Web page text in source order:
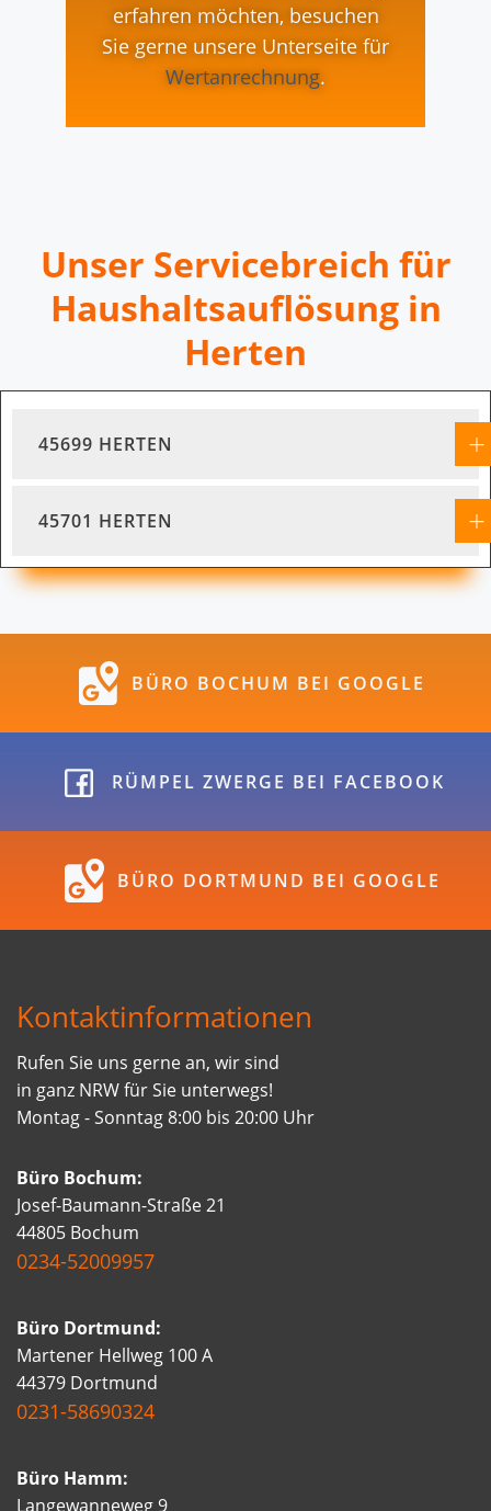
erfahren möchten, besuchen
Sie gerne unsere Unterseite für
Wertanrechnung.
Unser Servicebreich für
Haushaltsauflösung in
Herten
45699 HERTEN
45701 HERTEN
BÜRO BOCHUM BEI GOOGLE
RÜMPEL ZWERGE BEI FACEBOOK
BÜRO DORTMUND BEI GOOGLE
Kontaktinformationen
Rufen Sie uns gerne an, wir sind
in ganz NRW für Sie unterwegs!
Montag - Sonntag 8:00 bis 20:00 Uhr
Büro Bochum:
Josef-Baumann-Straße 21
44805 Bochum
0234-52009957
Büro Dortmund:
Martener Hellweg 100 A
44379 Dortmund
0231-58690324
Büro Hamm:
Langewanneweg 9